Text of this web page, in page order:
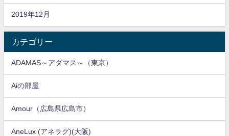
2019年12月
カテゴリー
ADAMAS～アダマス～（東京）
Aiの部屋
Amour（広島県広島市）
AneLux (アネラグ)(大阪)